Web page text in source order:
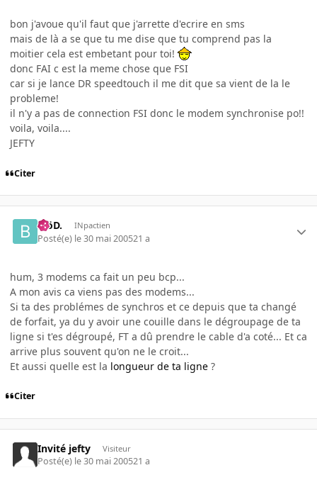
bon j'avoue qu'il faut que j'arrette d'ecrire en sms
mais de là a se que tu me dise que tu comprend pas la
moitier cela est embetant pour toi!
donc FAI c est la meme chose que FSI
car si je lance DR speedtouch il me dit que sa vient de la le
probleme!
il n'y a pas de connection FSI donc le modem synchronise po!!
voila, voila....
JEFTY
Citer
.BöD. INpactien
Posté(e) le 30 mai 200521 a
hum, 3 modems ca fait un peu bcp...
A mon avis ca viens pas des modems...
Si ta des problémes de synchros et ce depuis que ta changé
de forfait, ya du y avoir une couille dans le dégroupage de ta
ligne si t'es dégroupé, FT a dû prendre le cable d'a coté... Et ca
arrive plus souvent qu'on ne le croit...
Et aussi quelle est la longueur de ta ligne ?
Citer
Invité jefty Visiteur
Posté(e) le 30 mai 200521 a